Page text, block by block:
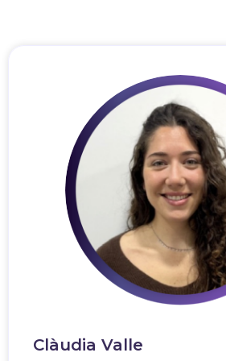
Clàudia Valle